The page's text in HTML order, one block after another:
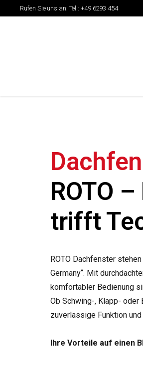
Rufen Sie uns an: Tel.: +49 6293 454
ROTO
trifft
ROTO Dachfenster
Germany“. Mit
komfortabler Bedienung
Ob Schwing-, Klapp- oder
zuverlässige Funktion
Ihre Vorteile auf einen